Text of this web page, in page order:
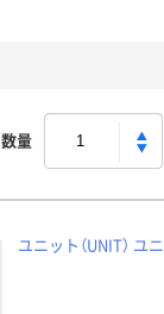
数量
ユニット（UNIT）